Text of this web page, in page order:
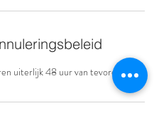
uiterlijk 48 uur van tevoren